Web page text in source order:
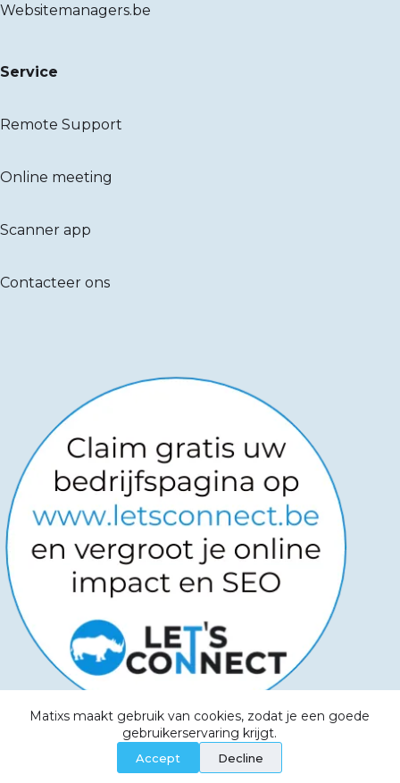
Matixs maakt gebruik van cookies, zodat je een goede
gebruikerservaring krijgt.
Accept Decline
Websitemanagers.be
Service
Remote Support
Online meeting
Scanner app
Contacteer ons
Copyright © 2026-Powered by
Websitemanagers
Algemene voorwaarden -
Privacy Policy - Aanvaardbaar beleid - Cookies -